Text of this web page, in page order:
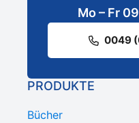
Mo – Fr
0049
PRODUKTE
Bücher